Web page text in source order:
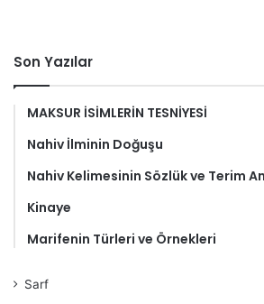
Son Yazılar
MAKSUR İSİMLERİN TESNİYESİ
Nahiv İlminin Doğuşu
Nahiv Kelimesinin Sözlük ve Terim
Kinaye
Marifenin Türleri ve Örnekleri
Sarf